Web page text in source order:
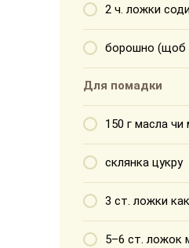
2 ч. ложки соди
борошно (щоб
Для помадки
150 г масла чи
склянка цукру
3 ст. ложки
5–6 ст. ложок